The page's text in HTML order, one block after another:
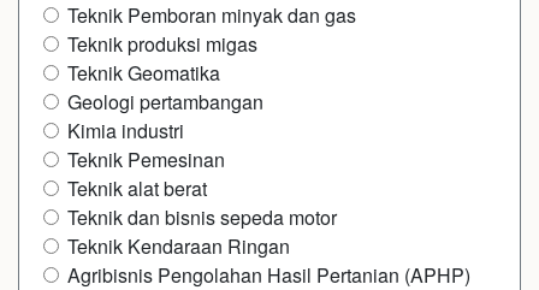
Teknik Pemboran minyak dan gas
Teknik produksi migas
Teknik Geomatika
Geologi pertambangan
Kimia industri
Teknik Pemesinan
Teknik alat berat
Teknik dan bisnis sepeda motor
Teknik Kendaraan Ringan
Agribisnis Pengolahan Hasil Pertanian (APHP)